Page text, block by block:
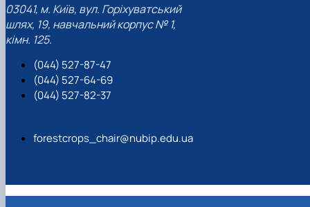
03041, м. Київ, вул. Горіхуватський
шлях, 19, навчальний корпус № 1,
кімн. 125.
(044) 527-87-47
(044) 527-64-69
(044) 527-82-37
forestcrops_chair@nubip.edu.ua